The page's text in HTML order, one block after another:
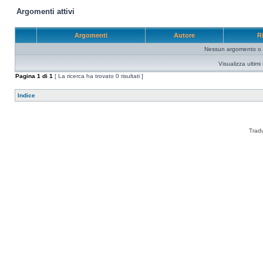
Argomenti attivi
Argomenti Autore
Nessun argomento o
Visualizza ultimi
Pagina 1 di 1 [ La ricerca ha trovato 0 risultati ]
Indice